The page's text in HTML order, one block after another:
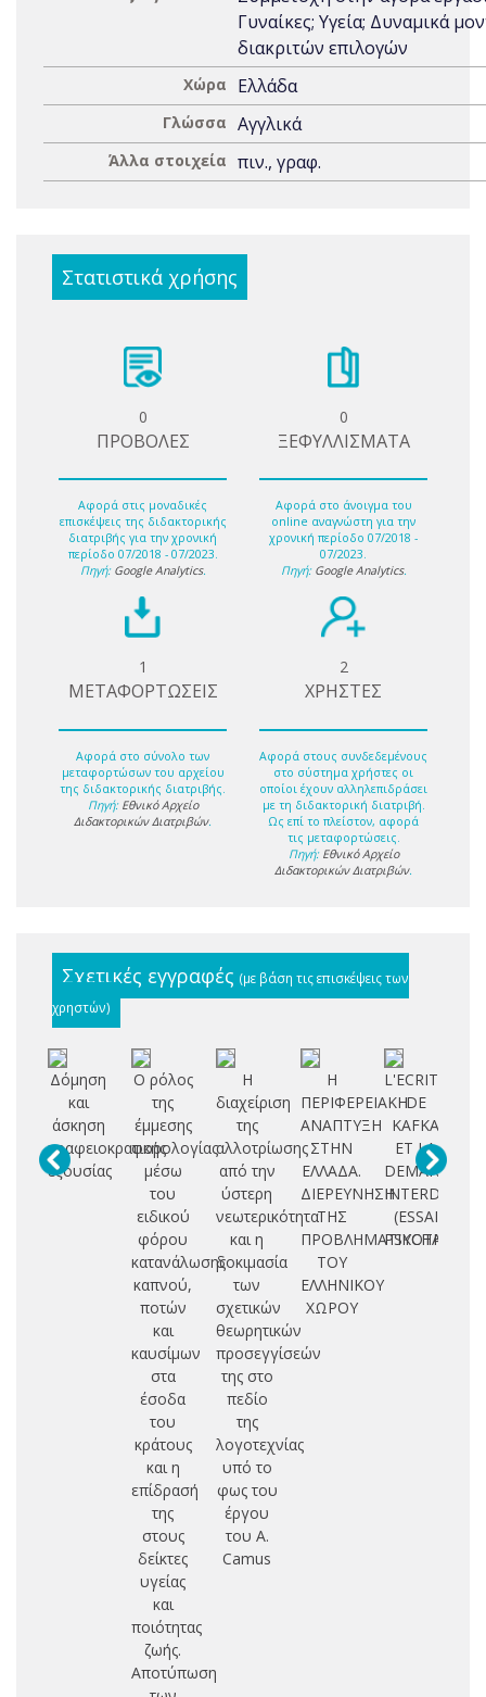
Γυναίκες; Υγεία; Δυναμικά
διακριτών επιλογών
Χώρα Ελλάδα
Γλώσσα Αγγλικά
Άλλα στοιχεία πιν., γραφ.
Στατιστικά χρήσης
0
ΠΡΟΒΟΛΕΣ
Αφορά στις μοναδικές
επισκέψεις της διδακτορικής
διατριβής για την χρονική
περίοδο 07/2018 - 07/2023.
Πηγή: Google Analytics.
0
ΞΕΦΥΛΛΙΣΜΑΤΑ
Αφορά στο άνοιγμα του
online αναγνώστη για την
χρονική περίοδο 07/2018 -
07/2023.
Πηγή: Google Analytics.
1
ΜΕΤΑΦΟΡΤΩΣΕΙΣ
Αφορά στο σύνολο των
μεταφορτώσων του αρχείου
της διδακτορικής διατριβής.
Πηγή: Εθνικό Αρχείο
Διδακτορικών Διατριβών.
2
ΧΡΗΣΤΕΣ
Αφορά στους συνδεδεμένους
στο σύστημα χρήστες οι
οποίοι έχουν αλληλεπιδράσει
με τη διδακτορική διατριβή.
Ως επί το πλείστον, αφορά
τις μεταφορτώσεις.
Πηγή: Εθνικό Αρχείο
Διδακτορικών Διατριβών.
Σχετικές εγγραφές (με βάση τις επισκέψεις των
χρηστών)
Δόμηση
και
άσκηση
γραφειοκρατικής
εξουσίας
Ο ρόλος
της
έμμεσης
φορολογίας
μέσω
του
ειδικού
φόρου
κατανάλωσης
καπνού,
ποτών
και
καυσίμων
στα
έσοδα
του
κράτους
και η
επίδρασή
της
στους
δείκτες
υγείας
και
ποιότητας
ζωής.
Αποτύπωση
Η
διαχείριση
της
αλλοτρίωσης
από την
ύστερη
νεωτερικότητα
και η
δοκιμασία
των
σχετικών
θεωρητικών
προσεγγίσεών
της στο
πεδίο
της
λογοτεχνίας
υπό το
φως του
έργου
του A.
Camus
Η
ΠΕΡΙΦΕΡΕΙΑΚΗ
ΑΝΑΠΤΥΞΗ
ΣΤΗΝ
ΕΛΛΑΔΑ.
ΔΙΕΡΕΥΝΗΣΗ
ΤΗΣ
ΠΡΟΒΛΗΜΑΤΙΚΟΤΗΤΑΣ
ΤΟΥ
ΕΛΛΗΝΙΚΟΥ
ΧΩΡΟΥ
L'ECRITURE
DE
KAFKA
ET LA
DEMANDE
INTERDITE.
(ESSAI